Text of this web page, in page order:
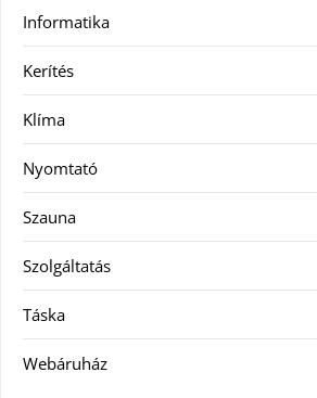
Informatika
Kerítés
Klíma
Nyomtató
Szauna
Szolgáltatás
Táska
Webáruház